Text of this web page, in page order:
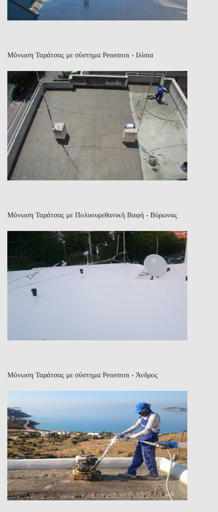
Μόνωση Ταράτσας με σύστημα Penetron - Ιλίσια
Μόνωση Ταράτσας με Πολυουρεθανική Βαφή - Βύρωνας
Μόνωση Ταράτσας με σύστημα Penetron - Άνδρος